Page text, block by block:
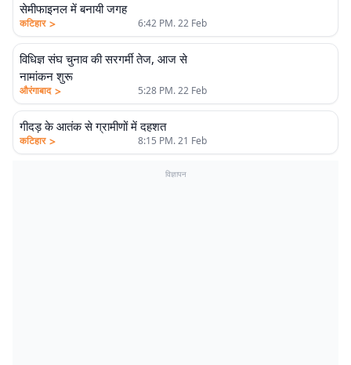
सेमीफाइनल में बनायी जगह
कटिहार > 6:42 PM. 22 Feb
विधिज्ञ संघ चुनाव की सरगर्मी तेज, आज से
नामांकन शुरू
औरंगाबाद > 5:28 PM. 22 Feb
गीदड़ के आतंक से ग्रामीणों में दहशत
कटिहार > 8:15 PM. 21 Feb
विज्ञापन